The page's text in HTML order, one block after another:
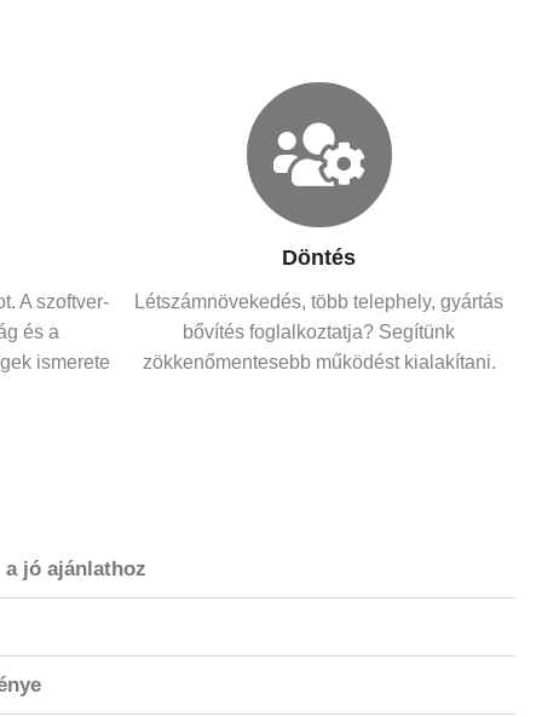
A szoftver-
és a
ismerete
Döntés
Létszámnövekedés, több telephely, gyártás
bővítés foglalkoztatja? Segítünk
zökkenőmentesebb működést kialakítani.
jó ajánlathoz